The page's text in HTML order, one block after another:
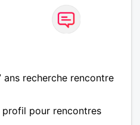
recherche rencontre
profil pour rencontres